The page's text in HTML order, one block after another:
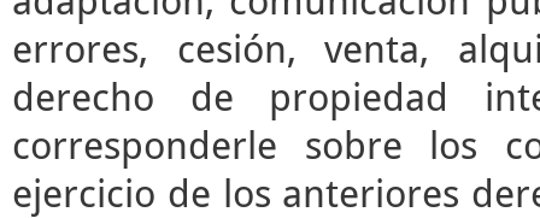
errores, cesión, venta,
derecho de propiedad
corresponderle sobre los
ejercicio de los anteriores